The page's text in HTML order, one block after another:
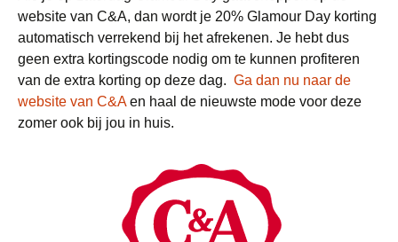
website van C&A, dan wordt je 20% Glamour Day korting
automatisch verrekend bij het afrekenen. Je hebt dus
geen extra kortingscode nodig om te kunnen profiteren
van de extra korting op deze dag. Ga dan nu naar de
website van C&Aen haal de nieuwste mode voor deze
zomer ook bij jou in huis.